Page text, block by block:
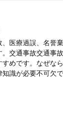
医療過誤、名誉棄
交通事故交通事
めです。なぜなら
識が必要不可欠